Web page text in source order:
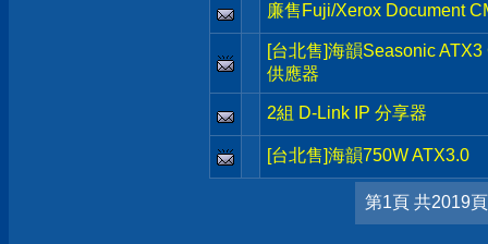
廉售Fuji/Xerox Document
[台北售]海韻Seasonic
供應器
2組 D-Link IP 分享器
[台北售]海韻750W ATX3.0
第1頁 共2019頁